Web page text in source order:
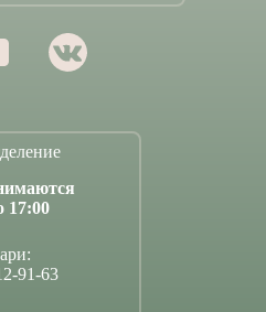
17:00
91-63